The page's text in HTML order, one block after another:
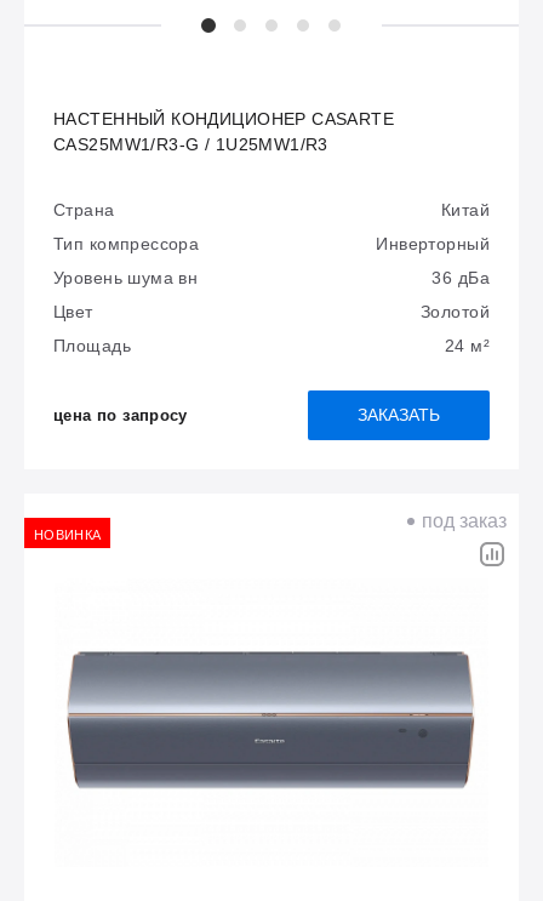
НАСТЕННЫЙ КОНДИЦИОНЕР CASARTE
CAS25MW1/R3-G / 1U25MW1/R3
Страна
Китай
Тип компрессора
Инверторный
Уровень шума вн
36 дБа
Цвет
Золотой
Площадь
24 м²
цена по запросу ЗАКАЗАТЬ
НОВИНКА
под заказ